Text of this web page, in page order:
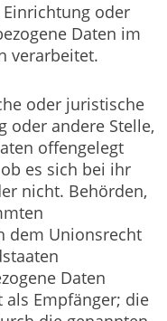
oder
Daten im
verarbeitet.
oder juristische
oder andere Stelle,
offengelegt
es sich bei ihr
nicht. Behörden,
dem Unionsrecht
Daten
Empfänger; die